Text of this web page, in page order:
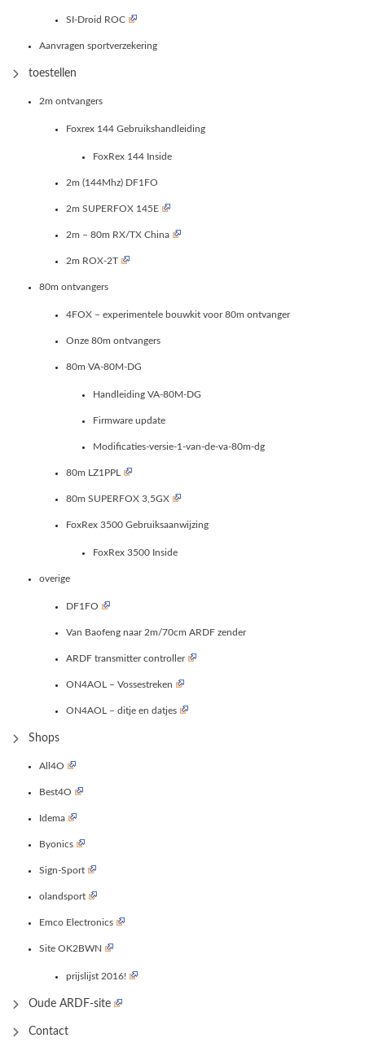
SI-Droid ROC
Aanvragen sportverzekering
toestellen
2m ontvangers
Foxrex 144 Gebruikshandleiding
FoxRex 144 Inside
2m (144Mhz) DF1FO
2m SUPERFOX 145E
2m – 80m RX/TX China
2m ROX-2T
80m ontvangers
4FOX – experimentele bouwkit voor 80m ontvanger
Onze 80m ontvangers
80m VA-80M-DG
Handleiding VA-80M-DG
Firmware update
Modificaties-versie-1-van-de-va-80m-dg
80m LZ1PPL
80m SUPERFOX 3,5GX
FoxRex 3500 Gebruiksaanwijzing
FoxRex 3500 Inside
overige
DF1FO
Van Baofeng naar 2m/70cm ARDF zender
ARDF transmitter controller
ON4AOL – Vossestreken
ON4AOL – ditje en datjes
Shops
All4O
Best4O
Idema
Byonics
Sign-Sport
olandsport
Emco Electronics
Site OK2BWN
prijslijst 2016!
Oude ARDF-site
Contact